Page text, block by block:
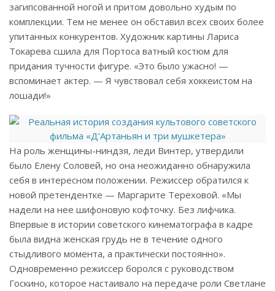
загипсованной ногой и притом довольно худым по
комплекции. Тем не менее он обставил всех своих более
упитанных конкурентов. Художник картины Лариса
Токарева сшила для Портоса ватный костюм для
придания тучности фигуре. «Это было ужасно! —
вспоминает актер. — Я чувствовал себя хоккеистом на
лошади!»
На роль женщины-ниндзя, леди Винтер, утвердили
было Елену Соловей, но она неожиданно обнаружила
себя в интересном положении. Режиссер обратился к
новой претендентке — Маргарите Тереховой. «Мы
надели на нее шифоновую кофточку. Без лифчика.
Впервые в истории советского кинематографа в кадре
была видна женская грудь не в течение одного
стыдливого момента, а практически постоянно».
Одновременно режиссер боролся с руководством
Госкино, которое настаивало на передаче роли Светлане